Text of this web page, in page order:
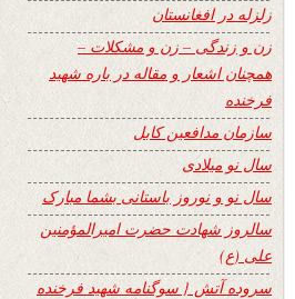
زلزله در افغانستان
زن و زندگی – زن و مشکلات –
همچنان اشعار و مقاله در باره شهید
فرخنده
سازمان مدافعین کابل
سال نو میلادی
سال نو و نوروز باستانی بشما مبارک
سالروز شهادت حضرت امیرالمؤمنین
علی (ع)
سروده آتش { سوگنامه شهید فرخنده